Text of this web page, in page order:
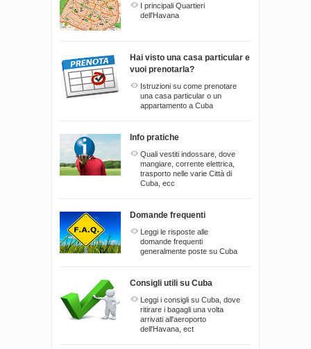
I principali Quartieri
dell'Havana
Hai visto una casa particular e
vuoi prenotarla?
Istruzioni su come prenotare
una casa particular o un
appartamento a Cuba
Info pratiche
Quali vestiti indossare, dove
mangiare, corrente elettrica,
trasporto nelle varie Città di
Cuba, ecc
Domande frequenti
Leggi le risposte alle
domande frequenti
generalmente poste su Cuba
Consigli utili su Cuba
Leggi i consigli su Cuba, dove
ritirare i bagagli una volta
arrivati all'aeroporto
dell'Havana, ect